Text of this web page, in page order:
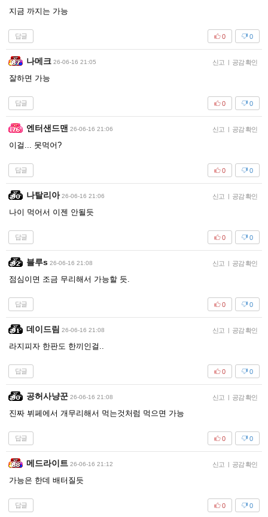
지금 까지는 가능
답글 0
0
나메크 26-06-16 21:05 신고 | 공감 확인
잘하면 가능
답글 0
0
엔터샌드맨 26-06-16 21:06 신고 | 공감 확인
이걸... 못먹어?
답글 0
0
나탈리아 26-06-16 21:06 신고 | 공감 확인
나이 먹어서 이젠 안될듯
답글 0
0
블루s 26-06-16 21:08 신고 | 공감 확인
점심이면 조금 무리해서 가능할 듯.
답글 0
0
데이드림 26-06-16 21:08 신고 | 공감 확인
라지피자 한판도 한끼인걸..
답글 0
0
공허사냥꾼 26-06-16 21:08 신고 | 공감 확인
진짜 뷔페에서 개무리해서 먹는것처럼 먹으면 가능
답글 0
0
메드라이트 26-06-16 21:12 신고 | 공감 확인
가능은 한데 배터질듯
답글 0
0